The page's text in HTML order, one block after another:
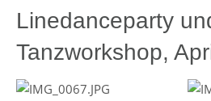
Linedanceparty
Tanzworkshop,